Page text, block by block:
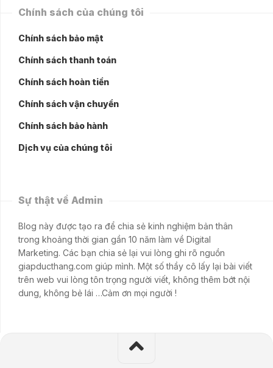
Chính sách của chúng tôi
Chính sách bảo mật
Chính sách thanh toán
Chính sách hoàn tiền
Chính sách vận chuyển
Chính sách bảo hành
Dịch vụ của chúng tôi
Sự thật về Admin
Blog này được tạo ra để chia sẻ kinh nghiệm bản thân
trong khoảng thời gian gần 10 năm làm về Digital
Marketing. Các bạn chia sẻ lại vui lòng ghi rõ nguồn
giapducthang.com giúp mình. Một số thầy cô lấy lại bài viết
trên web vui lòng tôn trọng người viết, không thêm bớt nội
dung, không bẻ lái …Cảm ơn mọi người !